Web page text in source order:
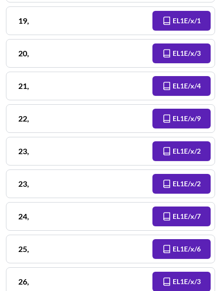
19, EL1E/x/1
20, EL1E/x/3
21, EL1E/x/4
22, EL1E/x/9
23, EL1E/x/2
23, EL1E/x/2
24, EL1E/x/7
25, EL1E/x/6
26, EL1E/x/3